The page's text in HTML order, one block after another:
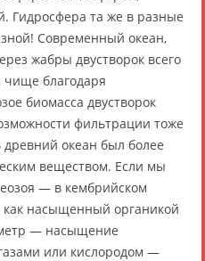
Гидросфера та же в разные
Современный океан,
жабры двустворок всего
чище благодаря
биомасса двустворок
фильтрации тоже
океан был более
веществом. Если мы
— в кембрийском
насыщенный органикой
— насыщение
или кислородом —